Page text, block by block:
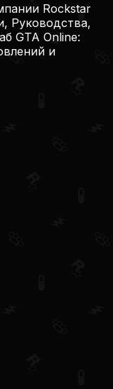
Rockstar
Руководства,
GTA Online:
и